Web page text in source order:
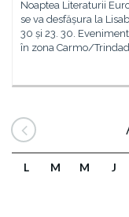
Noaptea Literaturii
se va desfășura la
30 și 23. 30.
în zona Carmo/
L M M J